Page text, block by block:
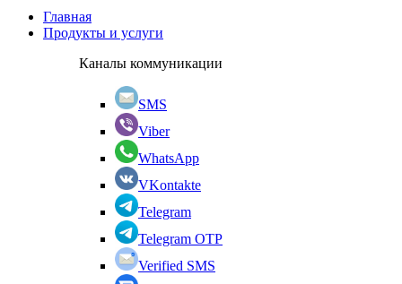
Главная
Продукты и услуги
Каналы коммуникации
SMS
Viber
WhatsApp
VKontakte
Telegram
Telegram OTP
Verified SMS